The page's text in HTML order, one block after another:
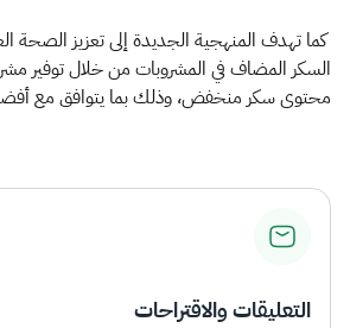
كما تهدف المنهجية الجديدة إلى تعزيز الصحة
السكر المضاف في المشروبات من خلال توفير
محتوى سكر منخفض، وذلك بما يتوافق مع
التعليقات والاقتراحات